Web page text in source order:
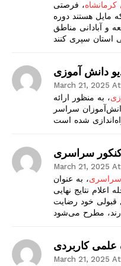
کرمانشاه، فرصتی
هستند دوره
و آبادانی مناطق
دانش آموزی
March 21, 2025
، به منظور ارائه
سراسر
سراسری
March 21, 2025 At
سراسری، به عنوان
نتایج نهایی
قبولی خود رضایت
علمی کاربردی
March 21, 2025 At